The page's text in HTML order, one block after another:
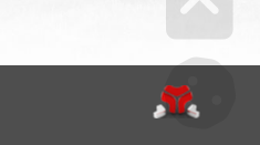
Go